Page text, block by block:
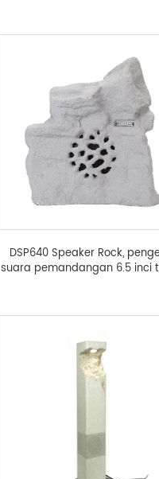
DSP640 Speaker Rock,
suara pemandangan 6.5 inci